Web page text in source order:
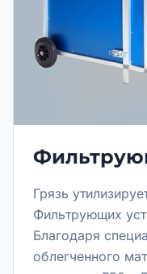
Грязь
Фильтрующих
Благодаря
облегченного